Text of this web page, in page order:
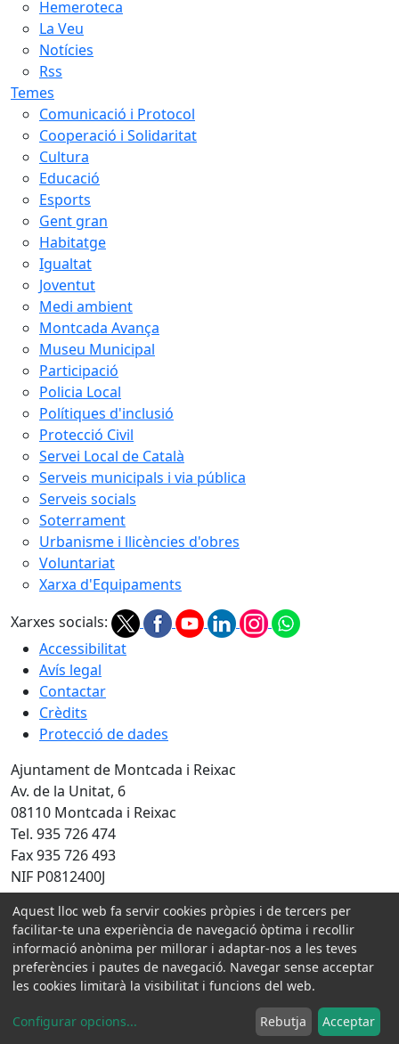
Hemeroteca
La Veu
Notícies
Rss
Temes
Comunicació i Protocol
Cooperació i Solidaritat
Cultura
Educació
Esports
Gent gran
Habitatge
Igualtat
Joventut
Medi ambient
Montcada Avança
Museu Municipal
Participació
Policia Local
Polítiques d'inclusió
Protecció Civil
Servei Local de Català
Serveis municipals i via pública
Serveis socials
Soterrament
Urbanisme i llicències d'obres
Voluntariat
Xarxa d'Equipaments
Xarxes socials:
Accessibilitat
Avís legal
Contactar
Crèdits
Protecció de dades
Ajuntament de Montcada i Reixac
Av. de la Unitat, 6
08110 Montcada i Reixac
Tel. 935 726 474
Fax 935 726 493
NIF P0812400J
Amb la col·laboració de:
Aquest lloc web fa servir cookies pròpies i de tercers per
facilitar-te una experiència de navegació òptima i recollir
informació anònima per millorar i adaptar-nos a les teves
preferències i pautes de navegació. Navegar sense acceptar
les cookies limitarà la visibilitat i funcions del web.
Configurar opcions... Rebutja Acceptar